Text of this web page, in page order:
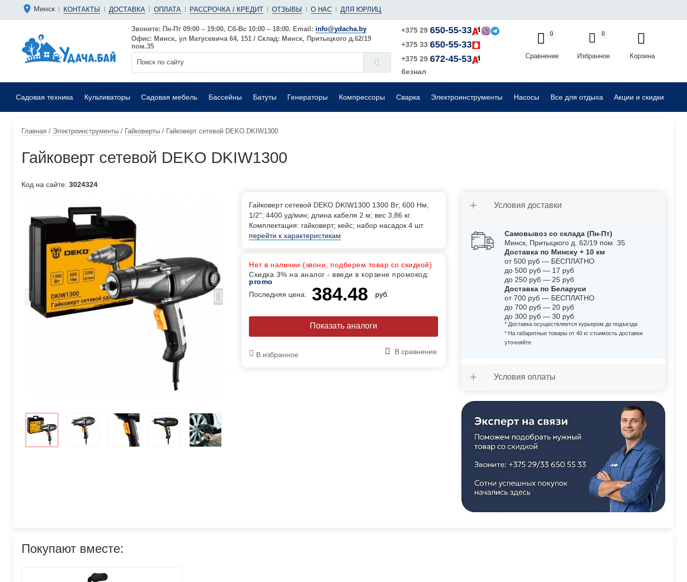
Минск КОНТАКТЫ ДОСТАВКА ОПЛАТА РАССРОЧКА / КРЕДИТ ОТЗЫВЫ О НАС ДЛЯ ЮРЛИЦ
Звоните: Пн-Пт 09:00 – 19:00, Сб-Вс 10:00 – 18:00. Email: info@ydacha.by
Офис: Минск, ул Матусевича 64, 151 / Склад: Минск, Притыцкого д.62/19
пом.35
+375 29 650-55-33
+375 33 650-55-33
+375 29 672-45-53
безнал
0
Сравнение
0
Избранное Корзина
Садовая техника
Аккумуляторные
Садовые воздуходувки
Бензиновые
Мойки высокого давления
Электрические
Садовые измельчители
Комплектующие для садовой техники
Культиваторы Садовая мебель Бассейны Батуты Генераторы Компрессоры Сварка Электроинструменты
Болгарки (ушм)
Шлифовальные машины
Насосы
Мотопомпы
Поверхностные
Все для отдыха Акции и скидки
Главная / Электроинструменты / Гайковерты / Гайковерт сетевой DEKO DKIW1300
Гайковерт сетевой DEKO DKIW1300
Код на сайте: 3024324
Гайковерт сетевой DEKO DKIW1300 1300 Вт; 600 Нм;
1/2"; 4400 уд/мин; длина кабеля 2 м; вес 3,86 кг.
Комплектация: гайковерт; кейс; набор насадок 4 шт
перейти к характеристикам
Нет в наличии (звони, подберем товар со скидкой)
Скидка 3% на аналог - введи в корзине промокод:
promo
Последняя цена:
384.48 руб.
Показать аналоги
В избранное В сравнение
Условия доставки
Самовывоз со склада (Пн-Пт)
Минск, Притыцкого д. 62/19 пом. 35
Доставка по Минску + 10 км
от 500 руб — БЕСПЛАТНО
до 500 руб — 17 руб
до 250 руб — 25 руб
Доставка по Беларуси
от 700 руб — БЕСПЛАТНО
до 700 руб — 20 руб
до 300 руб — 30 руб
* Доставка осуществляется курьером до подъезда
* На габаритные товары от 40 кг стоимость доставки
уточняйте
Условия оплаты
Покупают вместе: